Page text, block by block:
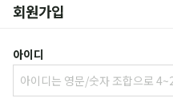
회원가입
아이디